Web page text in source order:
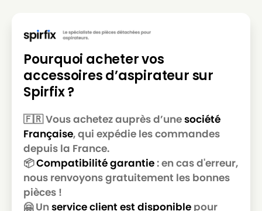
Pourquoi acheter vos
accessoires d’aspirateur sur
Spirfix ?
🇫🇷 Vous achetez auprès d’unesociété
Française, qui expédie les commandes
depuis la France.
📦Compatibilité garantie: en cas d'erreur,
nous renvoyons gratuitement les bonnes
pièces !
🤗 Un service client est disponible pour